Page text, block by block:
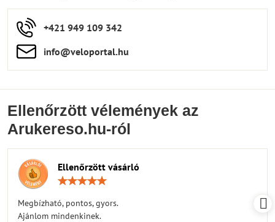
+421 949 109 342
info​​@veloportal​.hu
Ellenőrzött vélemények az
Arukereso.hu-ról
Ellenőrzött vásárló
Megbízható, pontos, gyors.
Ajánlom mindenkinek.